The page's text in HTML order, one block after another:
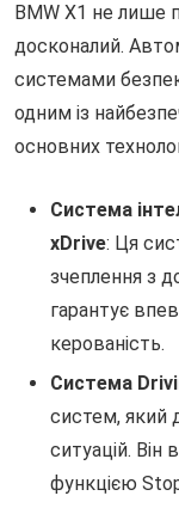
BMW X1 не лише
досконалий.
системами
одним із
основних
Система
xDrive: Ця
зчеплення з
гарантує
керованість.
Система
систем, який
ситуацій. Він
функцією